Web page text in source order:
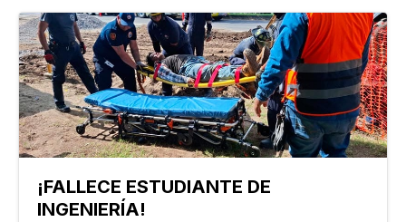
¡FALLECE ESTUDIANTE DE
INGENIERÍA!